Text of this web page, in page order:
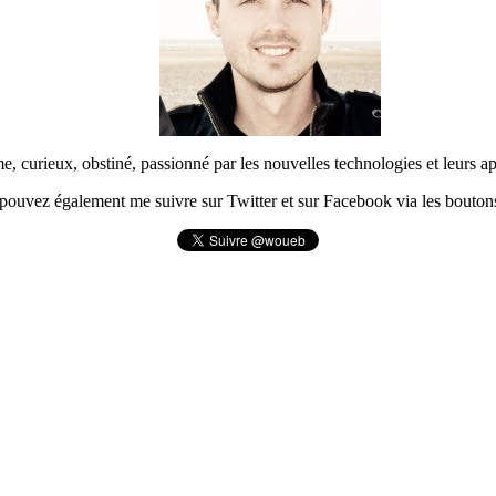
curieux, obstiné, passionné par les nouvelles technologies et leurs
également me suivre sur Twitter et sur Facebook via les